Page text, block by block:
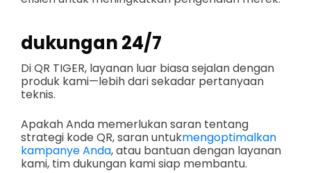
dukungan 24/7
Di QR TIGER, layanan luar biasa sejalan dengan
produk kami—lebih dari sekadar pertanyaan
teknis.
Apakah Anda memerlukan saran tentang
strategi kode QR, saran untukmengoptimalkan
kampanye Anda, atau bantuan dengan layanan
kami, tim dukungan kami siap membantu.